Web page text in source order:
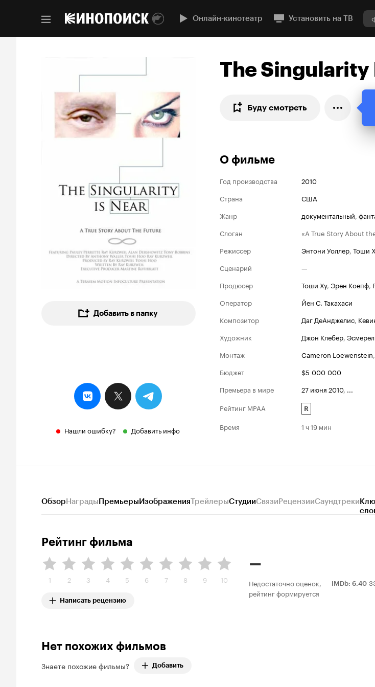
Онлайн-кинотеатр Установить на ТВ
Добавить в папку
Нашли ошибку? Добавить инфо
The Singularity
Буду смотреть
О фильме
Год производства
2010
Страна
США
Жанр
документальный,
Слоган
«A True Story About
Режиссер
Энтони Уоллер, Тоши
Сценарий
—
Продюсер
Тоши Ху, Эрен Коепф,
Оператор
Йен С. Такахаси
Композитор
Даг ДеАнджелис,
Художник
Джон Клебер,
Монтаж
Cameron Loewenstein,
Бюджет
$5 000 000
Премьера в мире
27 июня 2010, ...
Рейтинг MPAA
R
Время 1 ч 19 мин
ОбзорНаградыПремьерыИзображенияТрейлерыСтудииСвязиРецензииСаундтреки
Рейтинг фильма
1 2 3 4 5 6 7 8 9 10
Написать рецензию
–
Недостаточно оценок,
рейтинг формируется
IMDb: 6.40
Нет похожих фильмов
Знаете похожие фильмы? Добавить